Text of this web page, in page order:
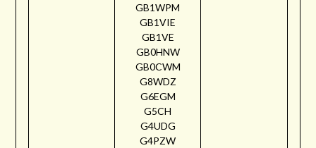
GB1WPM
GB1VIE
GB1VE
GB0HNW
GB0CWM
G8WDZ
G6EGM
G5CH
G4UDG
G4PZW